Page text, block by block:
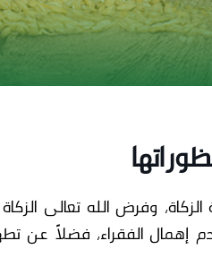
، وفرضالله تعالى الزكاة
إهمال الفقراء، فضلاً عن